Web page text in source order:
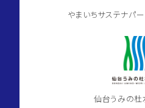
やまいちサステナパ
仙台うみの杜